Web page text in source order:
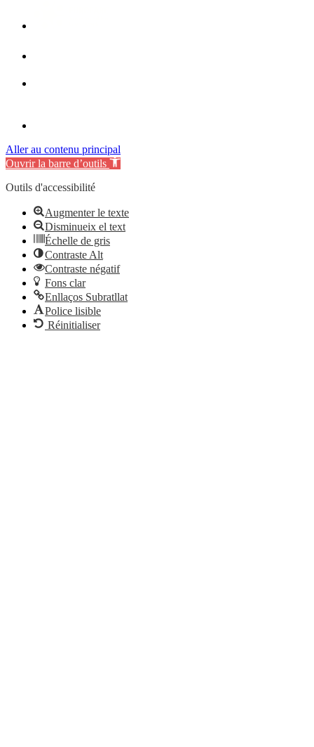
Aller au contenu principal
Ouvrir la barre d’outils
Outils d'accessibilité
Augmenter le texte
Disminueix el text
Échelle de gris
Contraste Alt
Contraste négatif
Fons clar
Enllaços Subratllat
Police lisible
Réinitialiser